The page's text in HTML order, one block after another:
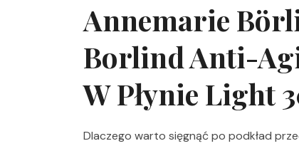
Annemarie
Borlind Anti-
W Płynie Light
Dlaczego warto sięgnąć po podkład